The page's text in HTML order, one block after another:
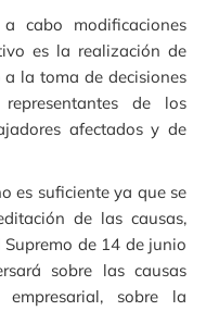
cabo modificaciones
es la realización de
la toma de decisiones
de los
afectados y de
es suficiente ya que se
de las causas,
de 14 de junio
sobre las causas
sobre la